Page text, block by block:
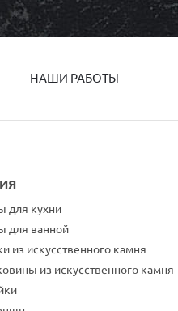
НАШИ РАБОТЫ
для кухни
для ванной
из искусственного камня
из искусственного камня